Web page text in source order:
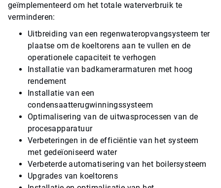
geïmplementeerd om het totale waterverbruik te
verminderen:
Uitbreiding van een regenwateropvangsysteem ter
plaatse om de koeltorens aan te vullen en de
operationele capaciteit te verhogen
Installatie van badkamerarmaturen met hoog
rendement
Installatie van een
condensaatterugwinningssysteem
Optimalisering van de uitwasprocessen van de
procesapparatuur
Verbeteringen in de efficiëntie van het systeem
met gedeïoniseerd water
Verbeterde automatisering van het boilersysteem
Upgrades van koeltorens